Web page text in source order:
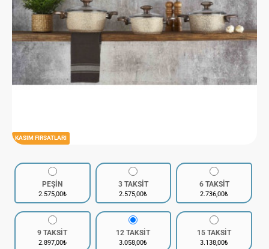
KASIM FIRSATLARI
PEŞİN
2.575,00₺
3 TAKSİT
2.575,00₺
6 TAKSİT
2.736,00₺
9 TAKSİT
2.897,00₺
12 TAKSİT
3.058,00₺
15 TAKSİT
3.138,00₺